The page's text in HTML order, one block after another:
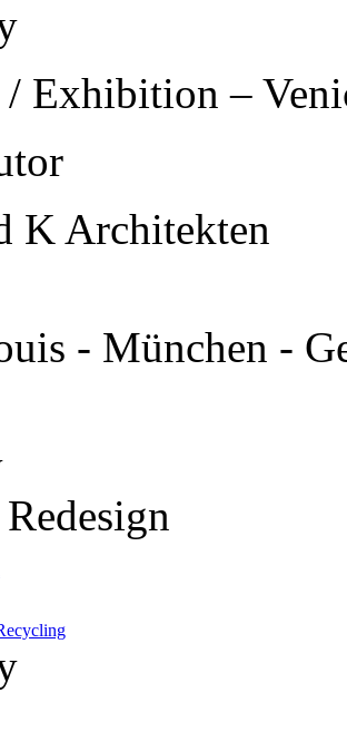
/ Exhibition –
K Architekten
- München -